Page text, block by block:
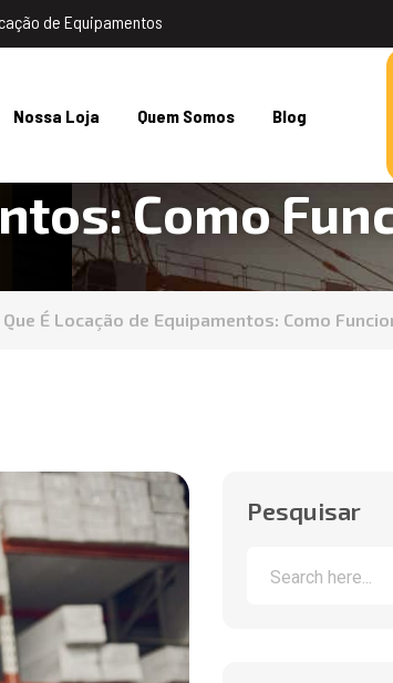
de Equipamentos
Nossa Loja Quem Somos Blog
Como
Que É Locação de Equipamentos: Como
Pesquisar